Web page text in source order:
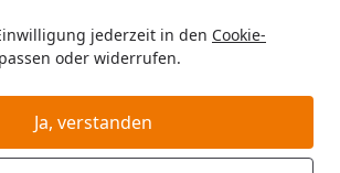
jederzeit in den Cookie-
oder widerrufen.
Ja, verstanden